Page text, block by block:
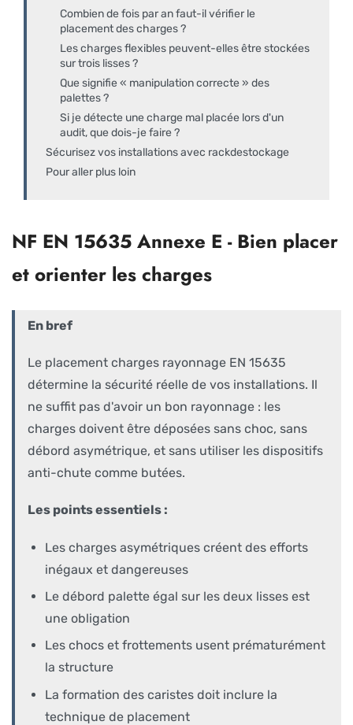
Combien de fois par an faut-il vérifier le
placement des charges ?
Les charges flexibles peuvent-elles être stockées
sur trois lisses ?
Que signifie « manipulation correcte » des
palettes ?
Si je détecte une charge mal placée lors d'un
audit, que dois-je faire ?
Sécurisez vos installations avec rackdestockage
Pour aller plus loin
NF EN 15635 Annexe E - Bien placer
et orienter les charges
En bref
Le placement charges rayonnage EN 15635
détermine la sécurité réelle de vos installations. Il
ne suffit pas d'avoir un bon rayonnage : les
charges doivent être déposées sans choc, sans
débord asymétrique, et sans utiliser les dispositifs
anti-chute comme butées.
Les points essentiels :
Les charges asymétriques créent des efforts
inégaux et dangereuses
Le débord palette égal sur les deux lisses est
une obligation
Les chocs et frottements usent prématurément
la structure
La formation des caristes doit inclure la
technique de placement